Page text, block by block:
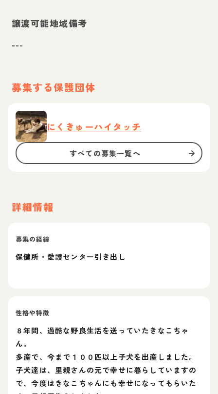
譲渡可能地域備考
---
募集する保護団体
にくきゅーハイタッチ
すべての募集一覧へ
詳細情報
募集の経緯
保健所・愛護センター引き出し
性格や特徴
８年間、過酷な野良生活を送っていたきなこちゃ
ん。
多産で、今まで１００匹以上子犬を出産しました。
子犬達は、里親さんの元で幸せに暮らしていますの
で、今度はきなこちゃんにも幸せになってもらいた